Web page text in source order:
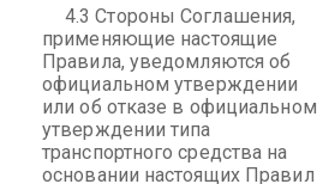
4.3 Стороны Соглашения,
применяющие настоящие
Правила, уведомляются об
официальном утверждении
или об отказе в официальном
утверждении типа
транспортного средства на
основании настоящих Правил